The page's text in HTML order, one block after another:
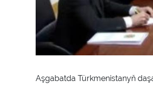
Aşgabatda Türkmenistanyň